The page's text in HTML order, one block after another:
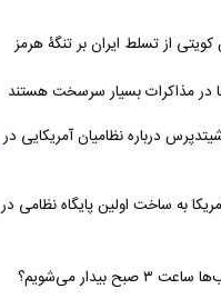
از تسلط ایران بر تنگۀ هرمز
در مذاکرات بسیار سرسخت هستند
درباره نظامیان آمریکایی در
به ساخت اولین پایگاه نظامی در
بیدار می‌شویم؟